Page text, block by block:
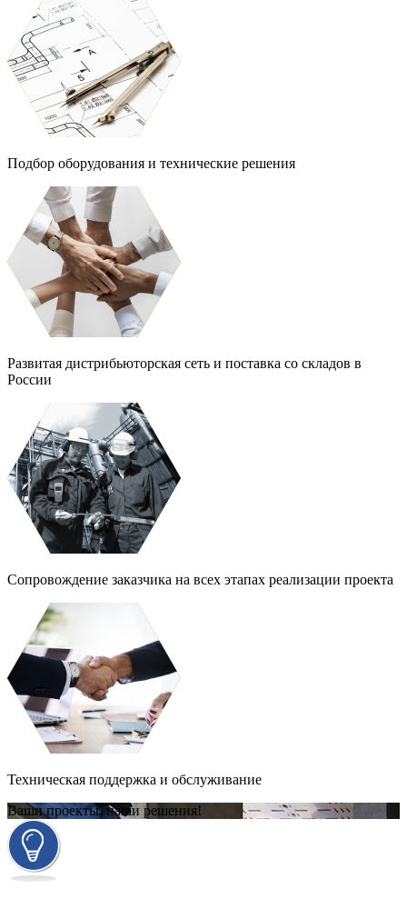
Подбор оборудования и технические решения
Развитая дистрибьюторская сеть и поставка со складов в
России
Сопровождение заказчика на всех этапах реализации проекта
Техническая поддержка и обслуживание
Ваши проекты, наши решения!